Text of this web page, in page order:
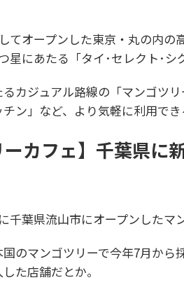
てオープンした東京・丸の内の
星にあたる「タイ･セレクト･シ
カジュアル路線の「マンゴツ
ン」など、より気軽に利用でき
ーカフェ】千葉県に
葉県流山市にオープンしたマ
のマンゴツリーで今年7月から
た店舗だとか。